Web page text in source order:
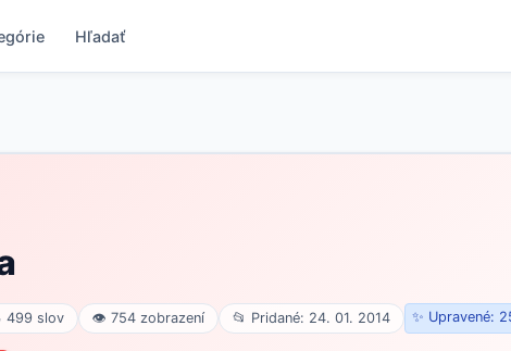
Hľadať
499 slov 👁 754 zobrazení 📂 Pridané: 24. 01. 2014 ✨ Upravené: